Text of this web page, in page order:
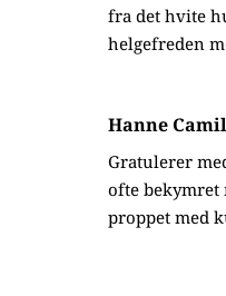
fra det hvite
helgefreden
Hanne
Gratulerer
ofte
proppet med